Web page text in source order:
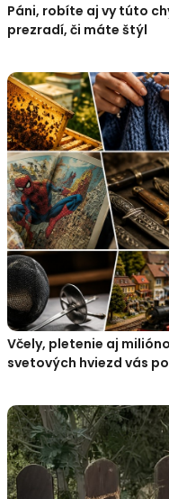
Páni, robíte aj vy túto
prezradí, či máte štýl
Včely, pletenie aj
svetových hviezd vás